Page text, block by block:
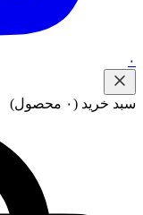
۰
سبد خرید (۰ محصول)